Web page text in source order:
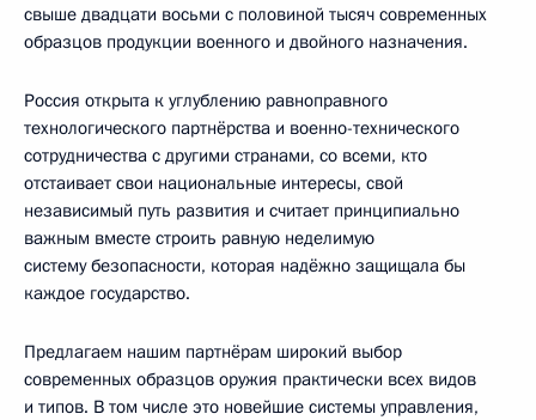
свыше двадцати восьми с половиной тысяч современных
образцов продукции военного и двойного назначения.
Россия открыта к углублению равноправного
технологического партнёрства и военно-технического
сотрудничества с другими странами, со всеми, кто
отстаивает свои национальные интересы, свой
независимый путь развития и считает принципиально
важным вместе строить равную неделимую
систему безопасности, которая надёжно защищала бы
каждое государство.
Предлагаем нашим партнёрам широкий выбор
современных образцов оружия практически всех видов
и типов. В том числе это новейшие системы управления,